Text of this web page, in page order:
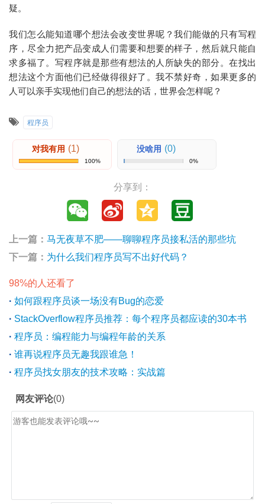
疑。
我们怎么能知道哪个想法会改变世界呢？我们能做的只有写程
序，尽全力把产品变成人们需要和想要的样子，然后就只能自
求多福了。写程序就是那些有想法的人所缺失的部分。在找出
想法这个方面他们已经做得很好了。我不禁好奇，如果更多的
人可以亲手实现他们自己的想法的话，世界会怎样呢？
程序员
对我有用 (1)
100%
没啥用 (0)
0%
分享到：
上一篇： 马无夜草不肥——聊聊程序员接私活的那些坑
下一篇： 为什么我们程序员写不出好代码？
98%的人还看了
· 如何跟程序员谈一场没有Bug的恋爱
· StackOverflow程序员推荐：每个程序员都应读的30本书
· 程序员：编程能力与编程年龄的关系
· 谁再说程序员无趣我跟谁急！
· 程序员找女朋友的技术攻略：实战篇